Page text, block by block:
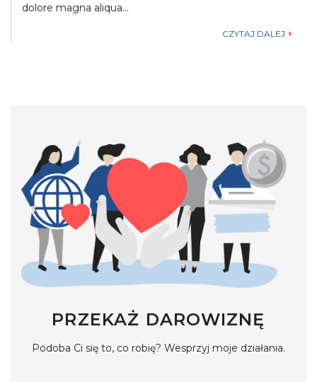
dolore magna aliqua...
CZYTAJ DALEJ
PRZEKAŻ DAROWIZNĘ
Podoba Ci się to, co robię? Wesprzyj moje działania.